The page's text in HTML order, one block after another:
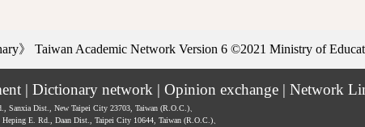
》 Taiwan Academic Network Version 6 ©2021 Ministry of
| Dictionary network | Opinion exchange | Network
Sanxia Dist., New Taipei City 23703, Taiwan (R.O.C.)、
E. Rd., Daan Dist., Taipei City 10644, Taiwan (R.O.C.)、